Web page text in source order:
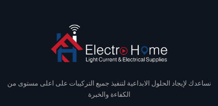
نساعدك لإيجاد الحلول الابداعية لتنفيذ جميع التركيبات على اعلى مستوى من
الكفاءة والخبرة